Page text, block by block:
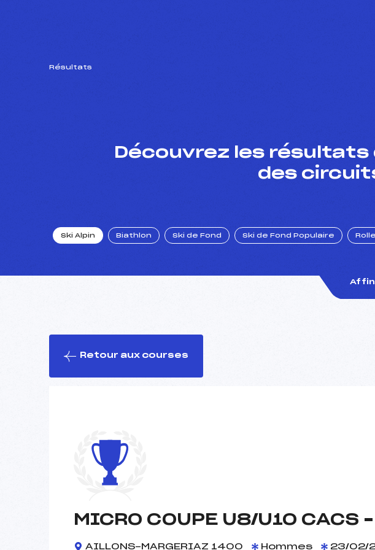
Résultats
Découvrez les
des
Ski Alpin Biathlon Ski de Fond Ski de Fond Populaire
Retour aux courses
MICRO COUPE U8/U10 CACS
AILLONS-MARGERIAZ 1400 Hommes 23/02/